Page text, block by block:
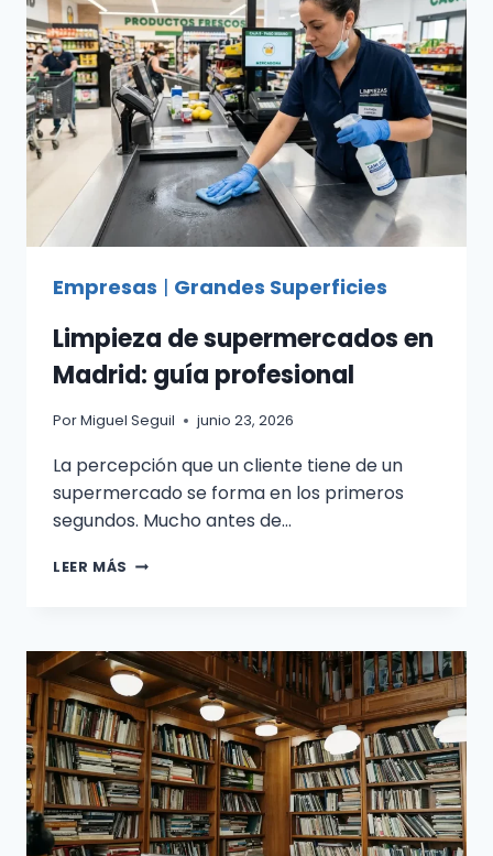
Empresas | Grandes Superficies
Limpieza de supermercados en
Madrid: guía profesional
PorMiguel Seguil junio 23, 2026
La percepción que un cliente tiene de un
supermercado se forma en los primeros
segundos. Mucho antes de…
LEER MÁS LIMPIEZA
EN
MADRID:
GUÍA
PROFESIONAL